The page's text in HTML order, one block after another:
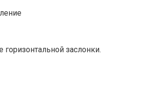
горизонтальной заслонки.